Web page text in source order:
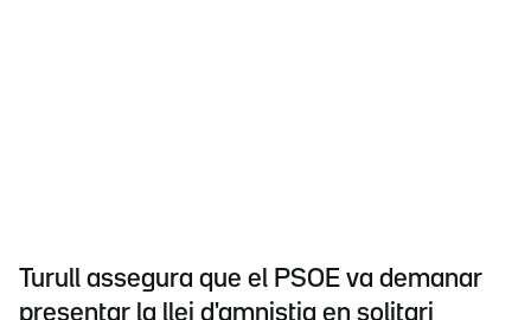
Turull assegura que el PSOE va demanar
presentar la llei d'amnistia en solitari